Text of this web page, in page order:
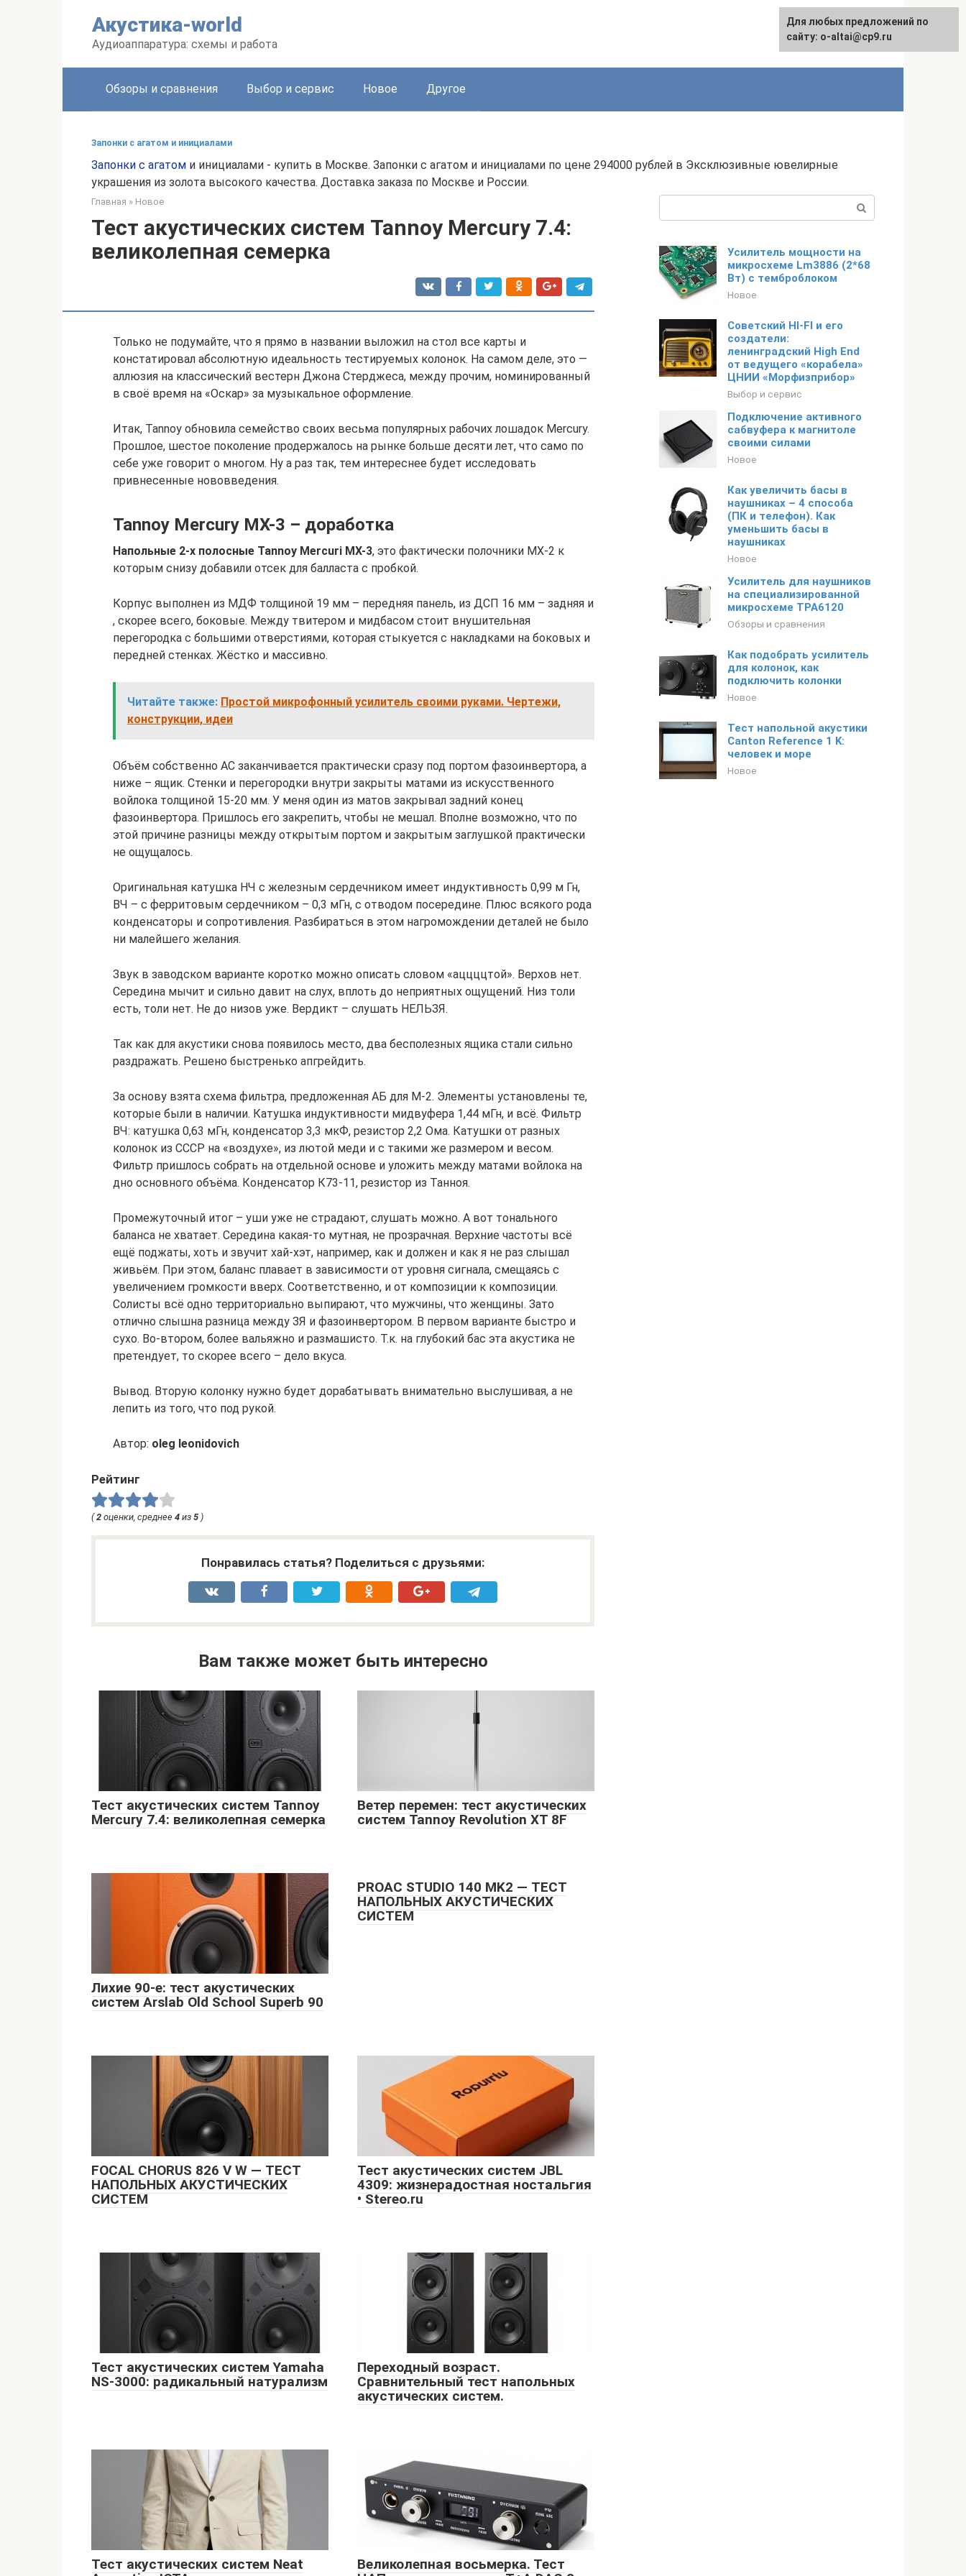
Акустика-world
Аудиоаппаратура: схемы и работа
English
Обзоры и сравнения Выбор и сервис Новое Другое
Запонки с агатом и инициалами
Запонки с агатом и инициалами - купить в Москве. Запонки с агатом и инициалами по цене 294000 рублей в Эксклюзивные ювелирные
украшения из золота высокого качества. Доставка заказа по Москве и России.
Главная » Новое
Тест акустических систем Tannoy Mercury 7.4:
великолепная семерка
Только не подумайте, что я прямо в названии выложил на стол все карты и
констатировал абсолютную идеальность тестируемых колонок. На самом деле, это —
аллюзия на классический вестерн Джона Стерджеса, между прочим, номинированный
в своё время на «Оскар» за музыкальное оформление.
Итак, Tannoy обновила семейство своих весьма популярных рабочих лошадок Mercury.
Прошлое, шестое поколение продержалось на рынке больше десяти лет, что само по
себе уже говорит о многом. Ну а раз так, тем интереснее будет исследовать
привнесенные нововведения.
Tannoy Mercury MX-3 – доработка
Напольные 2-х полосные Tannoy Mercuri MX-3, это фактически полочники MX-2 к
которым снизу добавили отсек для балласта с пробкой.
Корпус выполнен из МДФ толщиной 19 мм – передняя панель, из ДСП 16 мм – задняя и
, скорее всего, боковые. Между твитером и мидбасом стоит внушительная
перегородка с большими отверстиями, которая стыкуется с накладками на боковых и
передней стенках. Жёстко и массивно.
Читайте также: Простой микрофонный усилитель своими руками. Чертежи,
конструкции, идеи
Объём собственно АС заканчивается практически сразу под портом фазоинвертора, а
ниже – ящик. Стенки и перегородки внутри закрыты матами из искусственного
войлока толщиной 15-20 мм. У меня один из матов закрывал задний конец
фазоинвертора. Пришлось его закрепить, чтобы не мешал. Вполне возможно, что по
этой причине разницы между открытым портом и закрытым заглушкой практически
не ощущалось.
Оригинальная катушка НЧ с железным сердечником имеет индуктивность 0,99 м Гн,
ВЧ – с ферритовым сердечником – 0,3 мГн, с отводом посередине. Плюс всякого рода
конденсаторы и сопротивления. Разбираться в этом нагромождении деталей не было
ни малейшего желания.
Звук в заводском варианте коротко можно описать словом «аццццтой». Верхов нет.
Середина мычит и сильно давит на слух, вплоть до неприятных ощущений. Низ толи
есть, толи нет. Не до низов уже. Вердикт – слушать НЕЛЬЗЯ.
Так как для акустики снова появилось место, два бесполезных ящика стали сильно
раздражать. Решено быстренько апгрейдить.
За основу взята схема фильтра, предложенная АБ для M-2. Элементы установлены те,
которые были в наличии. Катушка индуктивности мидвуфера 1,44 мГн, и всё. Фильтр
ВЧ: катушка 0,63 мГн, конденсатор 3,3 мкФ, резистор 2,2 Ома. Катушки от разных
колонок из СССР на «воздухе», из лютой меди и с такими же размером и весом.
Фильтр пришлось собрать на отдельной основе и уложить между матами войлока на
дно основного объёма. Конденсатор К73-11, резистор из Танноя.
Промежуточный итог – уши уже не страдают, слушать можно. А вот тонального
баланса не хватает. Середина какая-то мутная, не прозрачная. Верхние частоты всё
ещё поджаты, хоть и звучит хай-хэт, например, как и должен и как я не раз слышал
живьём. При этом, баланс плавает в зависимости от уровня сигнала, смещаясь с
увеличением громкости вверх. Соответственно, и от композиции к композиции.
Солисты всё одно территориально выпирают, что мужчины, что женщины. Зато
отлично слышна разница между ЗЯ и фазоинвертором. В первом варианте быстро и
сухо. Во-втором, более вальяжно и размашисто. Т.к. на глубокий бас эта акустика не
претендует, то скорее всего – дело вкуса.
Вывод. Вторую колонку нужно будет дорабатывать внимательно выслушивая, а не
лепить из того, что под рукой.
Автор: oleg leonidovich
Рейтинг
(2 оценки, среднее 4 из 5 )
Понравилась статья? Поделиться с друзьями:
Вам также может быть интересно
Тест акустических систем Tannoy
Mercury 7.4: великолепная семерка
Ветер перемен: тест акустических
систем Tannoy Revolution XT 8F
Лихие 90-е: тест акустических
систем Arslab Old School Superb 90
PROAC STUDIO 140 MK2 — ТЕСТ
НАПОЛЬНЫХ АКУСТИЧЕСКИХ
СИСТЕМ
FOCAL CHORUS 826 V W — ТЕСТ
НАПОЛЬНЫХ АКУСТИЧЕСКИХ
СИСТЕМ
Тест акустических систем JBL
4309: жизнерадостная ностальгия
• Stereo.ru
Тест акустических систем Yamaha
NS-3000: радикальный натурализм
Переходный возраст.
Сравнительный тест напольных
акустических систем.
Тест акустических систем Neat
Великолепная восьмерка. Тест
Усилитель мощности на
микросхеме Lm3886 (2*68
Вт) с темброблоком
Новое
Советский HI-FI и его
создатели:
ленинградский High End
от ведущего «корабела»
ЦНИИ «Морфизприбор»
Выбор и сервис
Подключение активного
сабвуфера к магнитоле
своими силами
Новое
Как увеличить басы в
наушниках – 4 способа
(ПК и телефон). Как
уменьшить басы в
наушниках
Новое
Усилитель для наушников
на специализированной
микросхеме TPA6120
Обзоры и сравнения
Как подобрать усилитель
для колонок, как
подключить колонки
Новое
Тест напольной акустики
Canton Reference 1 K:
человек и море
Новое
Для любых предложений по
сайту: o-altai@cp9.ru